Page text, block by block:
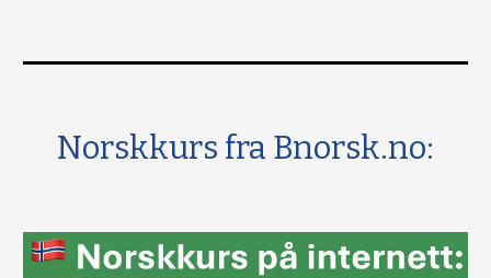
Norskkurs fra Bnorsk.no: